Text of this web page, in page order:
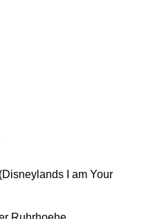
I am Your